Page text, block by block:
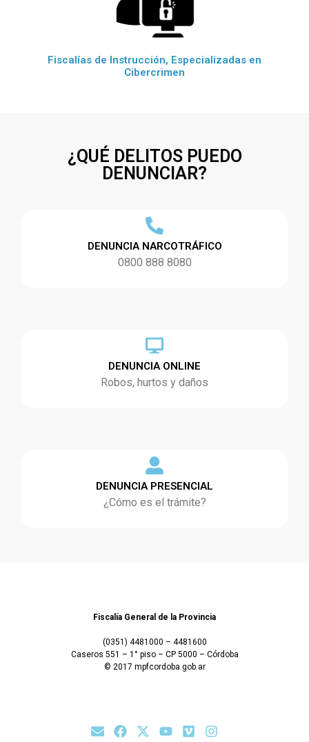
Fiscalías de Instrucción, Especializadas en
Cibercrimen
¿QUÉ DELITOS PUEDO
DENUNCIAR?
DENUNCIA NARCOTRÁFICO
0800 888 8080
DENUNCIA ONLINE
Robos, hurtos y daños
DENUNCIA PRESENCIAL
¿Cómo es el trámite?
Fiscalía General de la Provincia
(0351) 4481000 – 4481600
Caseros 551 – 1° piso – CP 5000 – Córdoba
© 2017 mpfcordoba.gob.ar